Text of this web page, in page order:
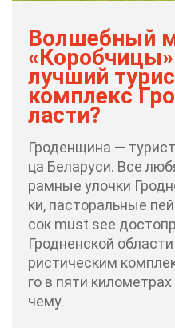
Вол­шеб­ный
луч­ший
ком­плекс
ла­сти?
Гро­ден­щи­на —
ца Бе­ла­ру­си. Все
рам­ные улоч­ки
ки, пас­то­раль­ные
сок must see
Грод­нен­ской
ри­сти­че­ским
го в пя­ти
че­му.